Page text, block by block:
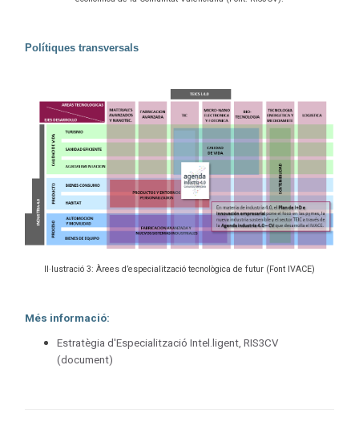
Polítiques transversals
Il·lustració 3: Àrees d’especialització tecnològica de futur (Font IVACE)
Més informació:
Estratègia d'Especialització Intel.ligent, RIS3CV
(document)